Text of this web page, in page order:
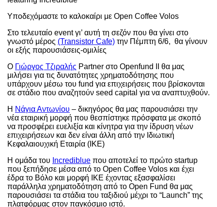
Υποδεχόμαστε το καλοκαίρι με Open Coffee Volos
Στο τελευταίο event γι’ αυτή τη σεζόν που θα γίνει στο
γνωστό μέρος (Transistor Cafe) την Πέμπτη 6/6, θα γίνουν
οι εξής παρουσιάσεις-ομιλίες
Ο Γιώργος Τζιραλής Partner στο Openfund ΙΙ θα μας
μιλήσει για τις δυνατότητες χρηματοδότησης που
υπάρχουν μέσω του fund για επιχειρήσεις που βρίσκονται
σε στάδιο που αναζητούν seed capital για να αναπτυχθούν.
Η Νάγια Αντωνίου – δικηγόρος θα μας παρουσιάσει την
νέα εταιρική μορφή που θεσπίστηκε πρόσφατα με σκοπό
να προσφέρει ευελιξία και κίνητρα για την ίδρυση νέων
επιχειρήσεων και δεν είναι άλλη από την Ιδιωτική
Κεφαλαιουχική Εταιρία (ΙΚΕ)
Η ομάδα του Incrediblue που αποτελεί το πρώτο startup
που ξεπήδησε μέσα από το Open Coffee Volos και έχει
έδρα το Βόλο και μορφή ΙΚΕ έχοντας εξασφαλίσει
παράλληλα χρηματοδότηση από το Open Fund θα μας
παρουσιάσει τα στάδια του ταξιδιού μέχρι το “Launch” της
πλατφόρμας στον παγκόσμιο ιστό.